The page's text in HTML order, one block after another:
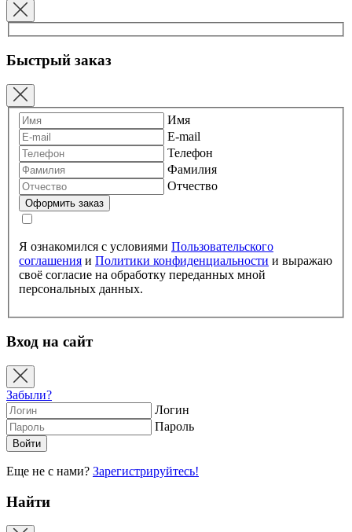
Быстрый заказ
Имя
E-mail
Телефон
Фамилия
Отчество
Я ознакомился с условиями Пользовательского
соглашения и Политики конфиденциальности и выражаю
своё согласие на обработку переданных мной
персональных данных.
Вход на сайт
Забыли?
Логин
Пароль
Еще не с нами? Зарегистрируйтесь!
Найти